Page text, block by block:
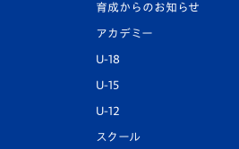
育成からのお知らせ
アカデミー
U-18
U-15
U-12
スクール